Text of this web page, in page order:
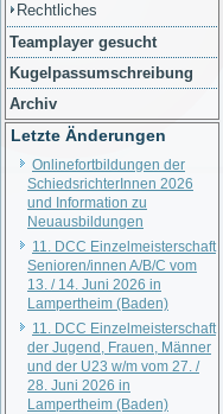
Rechtliches
Teamplayer gesucht
Kugelpassumschreibung
Archiv
Letzte Änderungen
Onlinefortbildungen der
SchiedsrichterInnen 2026
und Information zu
Neuausbildungen
11. DCC Einzelmeisterschaft
Senioren/innen A/B/C vom
13. / 14. Juni 2026 in
Lampertheim (Baden)
11. DCC Einzelmeisterschaft
der Jugend, Frauen, Männer
und der U23 w/m vom 27. /
28. Juni 2026 in
Lampertheim (Baden)